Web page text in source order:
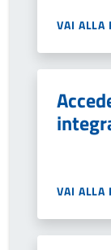
VAI ALLA
VAI ALLA